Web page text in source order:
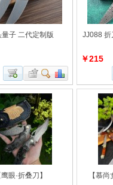
量子 二代定制版 JJ088 折
￥215
鹰眼·折叠刀】 【慕